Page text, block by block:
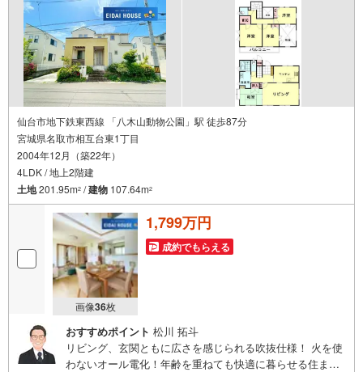
仙台市地下鉄東西線 「八木山動物公園」駅 徒歩87分
宮城県名取市相互台東1丁目
2004年12月（築22年）
4LDK / 地上2階建
土地201.95m2 /建物 107.64m2
画像36枚
1,799万円
成約でもらえる
おすすめポイント 松川 拓斗
リビング、玄関ともに広さを感じられる吹抜仕様！ 火を使
わないオール電化！年齢を重ねても快適に暮らせる住まい